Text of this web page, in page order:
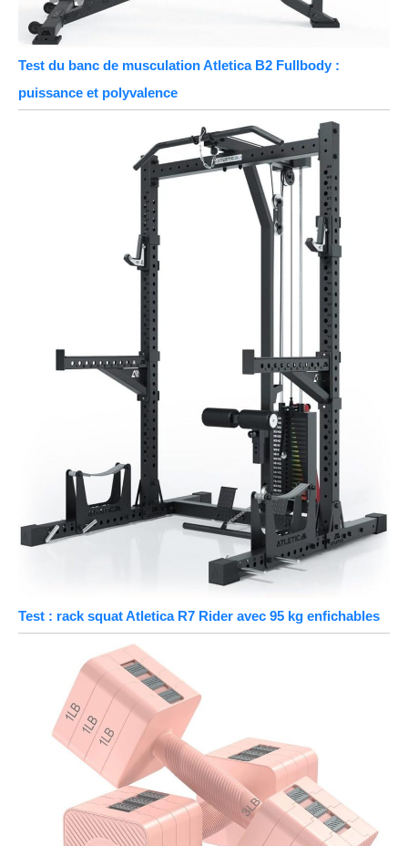
Test du banc de musculation Atletica B2 Fullbody :
puissance et polyvalence
Test : rack squat Atletica R7 Rider avec 95 kg enfichables